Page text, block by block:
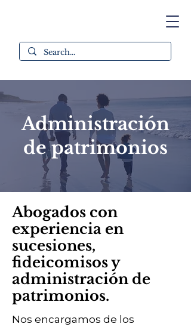
Administración
de patrimonios
Abogados con
experiencia en
sucesiones,
fideicomisos y
administración de
patrimonios.
Nos encargamos de los